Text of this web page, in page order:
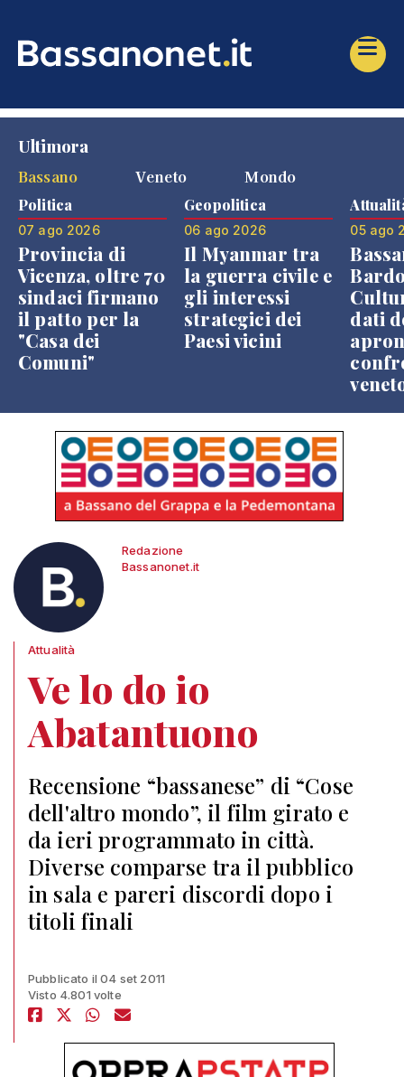
Ultimora
Bassano
Veneto Mondo
Politica
07 ago 2026
Provincia di
Vicenza, oltre 70
sindaci firmano
il patto per la
"Casa dei
Comuni"
Geopolitica
06 ago 2026
Il Myanmar tra
la guerra civile e
gli interessi
strategici dei
Paesi vicini
05 ago
dati
Redazione
Bassanonet.it
Attualità
Ve lo do io
Abatantuono
Recensione “bassanese” di “Cose
dell'altro mondo”, il film girato e
da ieri programmato in città.
Diverse comparse tra il pubblico
in sala e pareri discordi dopo i
titoli finali
Pubblicato il 04 set 2011
Visto 4.801 volte